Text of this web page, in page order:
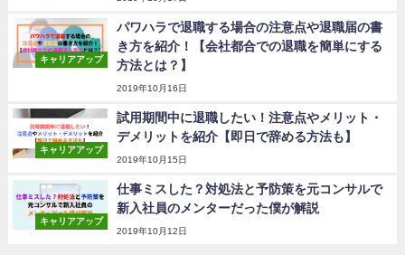
キャリアアップ
パワハラで退職する場合の注意点や退職届の書
き方を紹介！【会社都合での退職を簡単にする
方法とは？】
2019年10月16日
キャリアアップ
試用期間中に退職したい！注意点やメリット・
デメリットを紹介【即日で辞める方法も】
2019年10月15日
キャリアアップ
仕事ミスした？対処法と予防策を元コンサルで
新入社員のメンターだった僕が解説
2019年10月12日